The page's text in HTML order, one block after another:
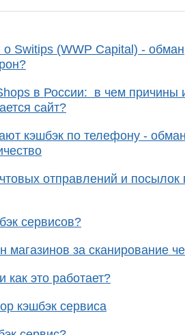
Switips (WWP Capital) -
в России: в чем причины
сайт?
кэшбэк по телефону -
отправлений и посылок
сервисов?
за сканирование
как это работает?
кэшбэк сервиса